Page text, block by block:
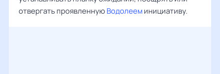
отвергать проявленнуюВодолееминициативу.